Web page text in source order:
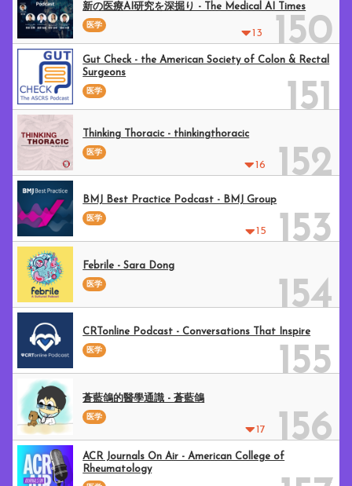
13 150
新の医療AI研究を深掘り - The Medical AI Times
医学
151
Gut Check - the American Society of Colon & Rectal
Surgeons
医学
16 152
Thinking Thoracic - thinkingthoracic
医学
15 153
BMJ Best Practice Podcast - BMJ Group
医学
154
Febrile - Sara Dong
医学
155
CRTonline Podcast - Conversations That Inspire
医学
17 156
蒼藍鴿的醫學通識 - 蒼藍鴿
医学
ACR Journals On Air - American College of
Rheumatology